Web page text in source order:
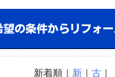
新着順｜ 新｜ 古｜